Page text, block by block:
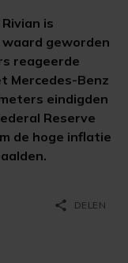
is
geworden
reageerde
Mercedes-Benz
eindigden
Reserve
de hoge inflatie
share DELEN